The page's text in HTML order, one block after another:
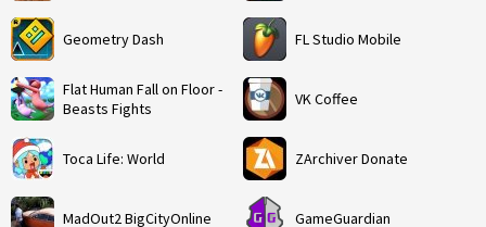
Geometry Dash
Flat Human Fall on Floor -
Beasts Fights
Toca Life: World
MadOut2 BigCityOnline
FL Studio Mobile
VK Coffee
ZArchiver Donate
GameGuardian